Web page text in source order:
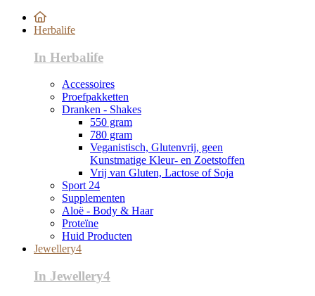
Herbalife
In Herbalife
Accessoires
Proefpakketten
Dranken - Shakes
550 gram
780 gram
Veganistisch, Glutenvrij, geen
Kunstmatige Kleur- en Zoetstoffen
Vrij van Gluten, Lactose of Soja
Sport 24
Supplementen
Aloë - Body & Haar
Proteïne
Huid Producten
Jewellery4
In Jewellery4